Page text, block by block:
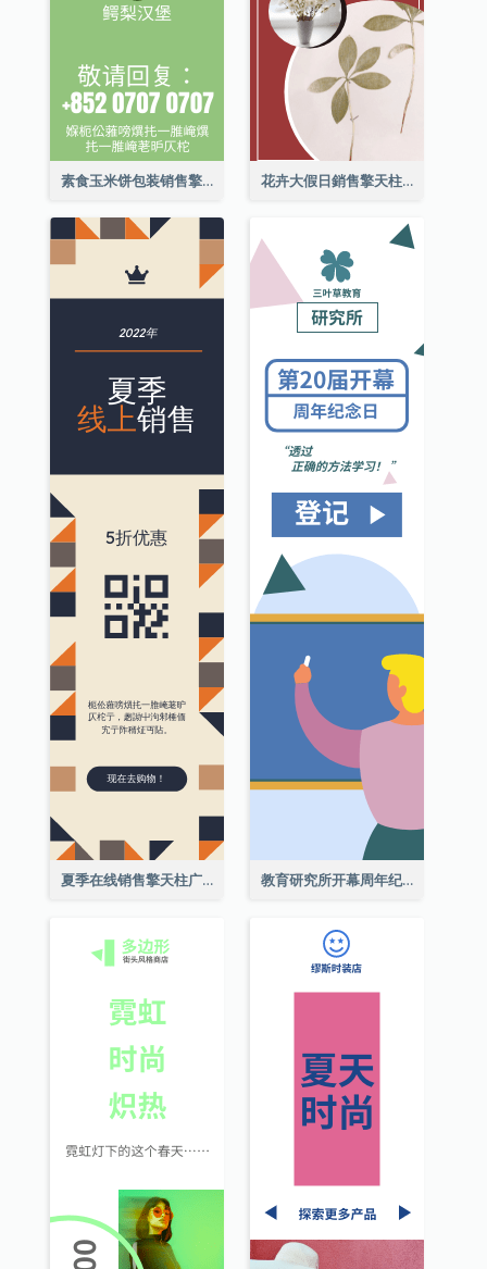
素食玉米饼包装销售擎天柱广告 花卉大假日銷售擎天柱廣告
夏季在线销售擎天柱广告 教育研究所开幕周年纪念日擎天柱廣告